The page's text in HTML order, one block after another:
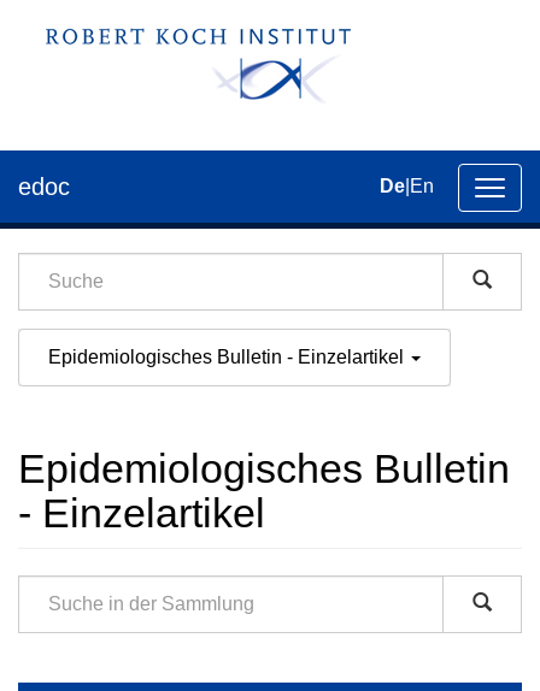
der
edoc De En
Epidemiologisches Bulletin - Einzelartikel
Epidemiologisches Bulletin
- Einzelartikel